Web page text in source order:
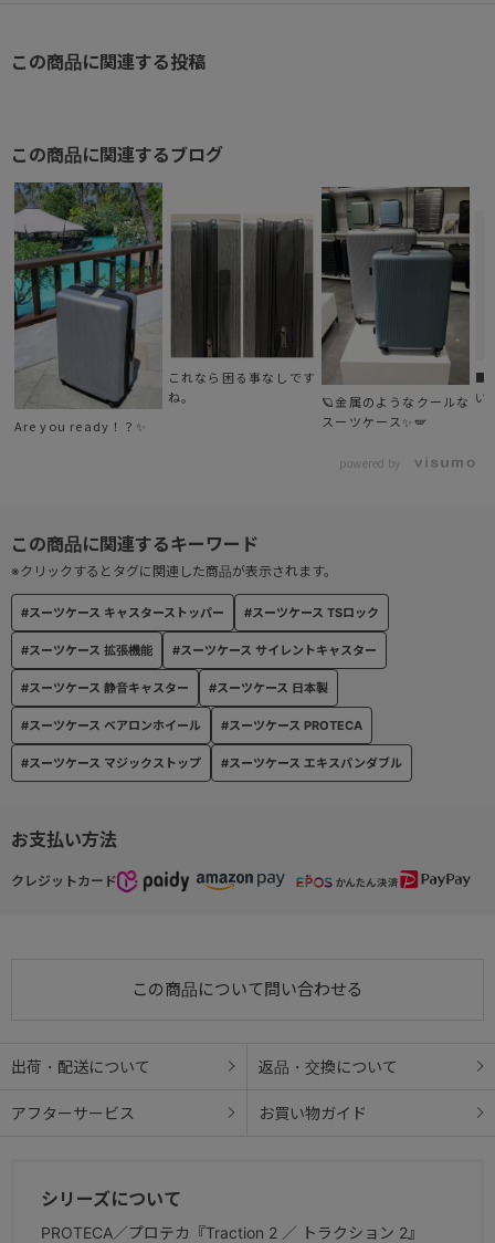
● 走行
公的機関の検査に基づき、従来品に比べ約30％の体感音量軽減が証
明された、自社開発のキャスター。
● TSダイヤルファスナーロック
TSダイヤルファスナーロック(Travel Sentry認可ロック)搭載で、施
錠したまま預け入れ可能。
※3ケタのダイヤルにてロックを行いますため鍵は付属しません。
● エキスパンダブル機能
お支払い方法
クレジットカード
この商品について問い合わせる
出荷・配送について 返品・交換について
アフターサービス お買い物ガイド
#スーツケース キャスターストッパー #スーツケース TSロック
#スーツケース 拡張機能 #スーツケース サイレントキャスター
#スーツケース 静音キャスター #スーツケース 日本製
#スーツケース ベアロンホイール #スーツケース PROTECA
#スーツケース マジックストップ #スーツケース エキスパンダブル
※クリックするとタグに関連した商品が表示されます。
この商品に関連する投稿
この商品に関連するブログ
Are you ready！？✨
これなら困る事なしです
ね。
🪐金属のようなクールな
スーツケース✨🪽
い
powered by
シリーズについて
PROTECA／プロテカ『Traction 2 ／ トラクション 2』